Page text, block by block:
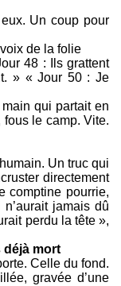
Un coup pour
de la folie
48 : Ils grattent
» « Jour 50 : Je
qui partait en
le camp. Vite.
Un truc qui
directement
comptine pourrie,
jamais dû
perdu la tête »,
déjà mort
Celle du fond.
gravée d’une